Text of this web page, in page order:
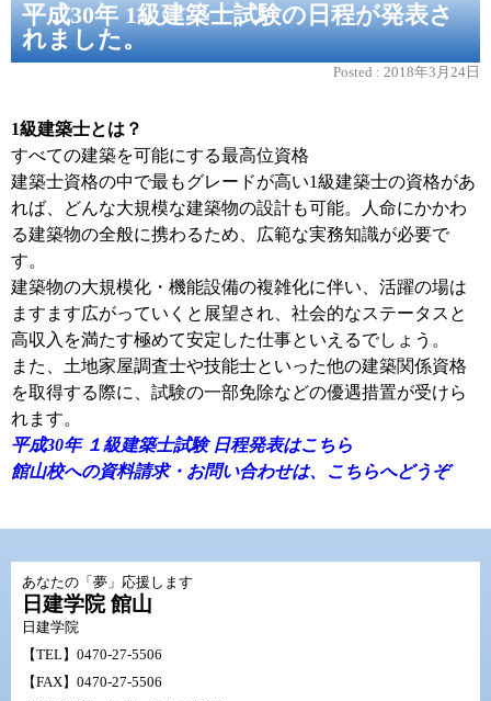
平成30年 1級建築士試験の日程が発表さ
れました。
Posted : 2018年3月24日
1級建築士とは？
すべての建築を可能にする最高位資格
建築士資格の中で最もグレードが高い1級建築士の資格があ
れば、どんな大規模な建築物の設計も可能。人命にかかわ
る建築物の全般に携わるため、広範な実務知識が必要で
す。
建築物の大規模化・機能設備の複雑化に伴い、活躍の場は
ますます広がっていくと展望され、社会的なステータスと
高収入を満たす極めて安定した仕事といえるでしょう。
また、土地家屋調査士や技能士といった他の建築関係資格
を取得する際に、試験の一部免除などの優遇措置が受けら
れます。
平成30年 １級建築士試験 日程発表はこちら
館山校への資料請求・お問い合わせは、こちらへどうぞ
あなたの「夢」応援します
日建学院 館山
日建学院
【TEL】 0470-27-5506
【FAX】0470-27-5506